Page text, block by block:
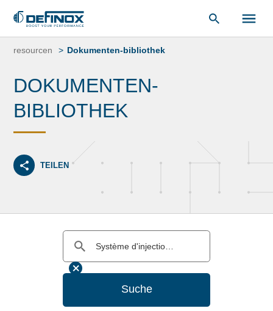
Zum
unsereDokumentenbibliothek
resourcen Dokumenten-bibliothek
DOKUMENTEN-
BIBLIOTHEK
TEILEN
Suche